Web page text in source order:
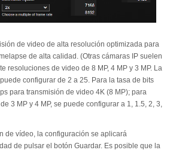
de video de alta resolución optimizada para
de alta calidad. (Otras cámaras IP suelen
resoluciones de video de 8 MP, 4 MP y 3 MP. La
configurar de 2 a 25. Para la tasa de bits
para transmisión de video 4K (8 MP); para
3 MP y 4 MP, se puede configurar a 1, 1.5, 2, 3,
de vídeo, la configuración se aplicará
de pulsar el botón Guardar. Es posible que la